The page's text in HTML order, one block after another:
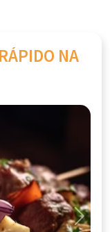
NA
Next